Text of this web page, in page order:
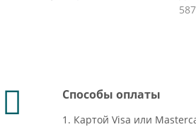
Способы оплаты
1. Картой Visa или